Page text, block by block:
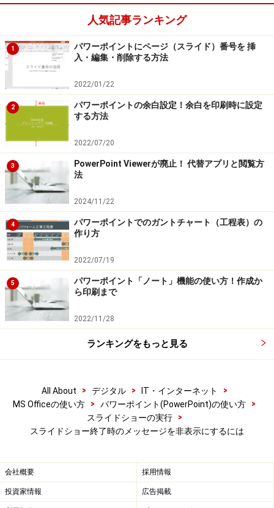
1/2
人気記事ランキング
1
パワーポイントにページ（スライド）番号を 挿
入・編集・削除する方法
2022/01/22
2
パワーポイントの余白設定！余白を印刷時に設定
する方法
2022/07/20
3
PowerPoint Viewerが廃止！ 代替アプリと閲覧方
法
2024/11/22
4
パワーポイントでのガントチャート（工程表）の
作り方
2022/07/19
5
パワーポイント「ノート」機能の使い方！作成か
ら印刷まで
2022/11/28
ランキングをもっと見る
All About > デジタル > IT・インターネット
>
MS Officeの使い方
> パワーポイント(PowerPoint)の使い方
>
スライドショーの実行
>
スライドショー終了時のメッセージを非表示にするには
会社概要 採用情報
投資家情報 広告掲載